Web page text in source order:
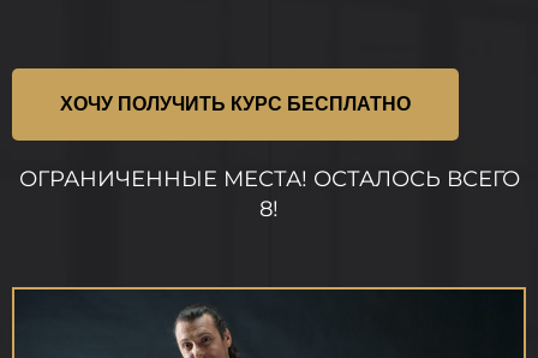
ХОЧУ ПОЛУЧИТЬ КУРС БЕСПЛАТНО
ОГРАНИЧЕННЫЕ МЕСТА! ОСТАЛОСЬ ВСЕГО
8!